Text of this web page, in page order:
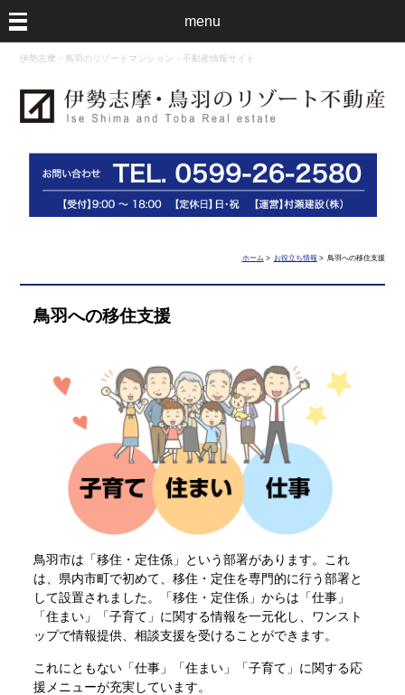
menu
伊勢志摩・鳥羽のリゾートマンション・不動産情報サイト
ホーム> お役立ち情報 > 鳥羽への移住支援
鳥羽への移住支援
鳥羽市は「移住・定住係」という部署があります。これ
は、県内市町で初めて、移住・定住を専門的に行う部署と
して設置されました。「移住・定住係」からは「仕事」
「住まい」「子育て」に関する情報を一元化し、ワンスト
ップで情報提供、相談支援を受けることができます。
これにともない「仕事」「住まい」「子育て」に関する応
援メニューが充実しています。